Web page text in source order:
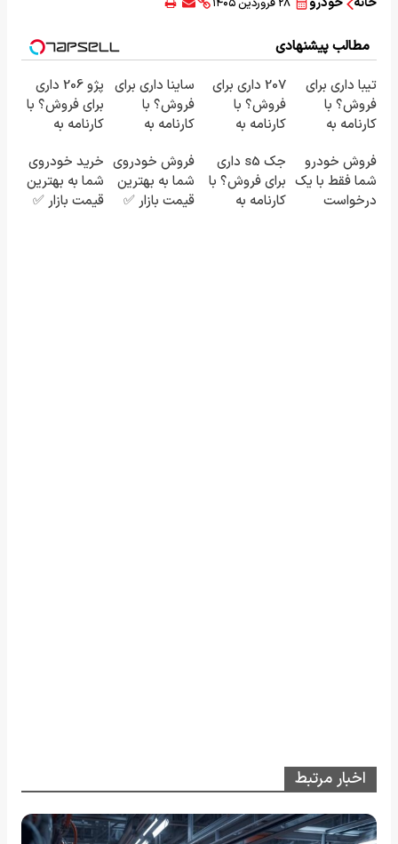
مطالب پیشنهادی
تیبا داری برای
فروش؟ با
کارنامه به
بفروش!
207 داری برای
فروش؟ با
کارنامه به
بفروش!
ساینا داری برای
فروش؟ با
کارنامه به
بفروش!
پژو 206 داری
برای فروش؟ با
کارنامه به
بفروش!
فروش خودرو
شما فقط با یک
درخواست
جک s5 داری
برای فروش؟ با
کارنامه به
فروش خودروی
شما به بهترین
قیمت بازار ✅
خرید خودروی
شما به بهترین
قیمت بازار ✅
اخبار مرتبط